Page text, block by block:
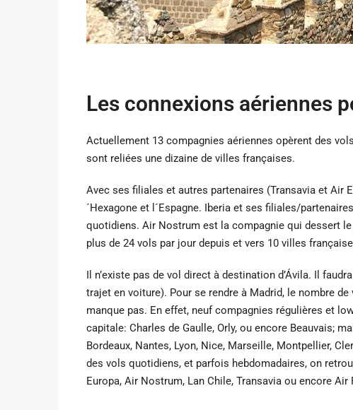
Les connexions aériennes
Actuellement 13 compagnies aériennes opèrent des
sont reliées une dizaine de villes françaises.
Avec ses filiales et autres partenaires (Transavia et Air
´Hexagone et l´Espagne. Iberia et ses filiales/
quotidiens. Air Nostrum est la compagnie qui dessert
plus de 24 vols par jour depuis et vers 10 villes
Il n’existe pas de vol direct à destination d’Ávila. Il
trajet en voiture). Pour se rendre à Madrid, le nombre
manque pas. En effet, neuf compagnies régulières et
capitale: Charles de Gaulle, Orly, ou encore Beauvais;
Bordeaux, Nantes, Lyon, Nice, Marseille, Montpellier,
des vols quotidiens, et parfois hebdomadaires, on
Europa, Air Nostrum, Lan Chile, Transavia ou encore Air